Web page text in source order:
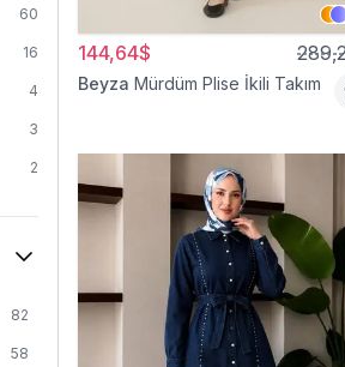
4
60
16
4
3
2
82
58
144,64$
Beyza Mürdüm Plise İkili Takım